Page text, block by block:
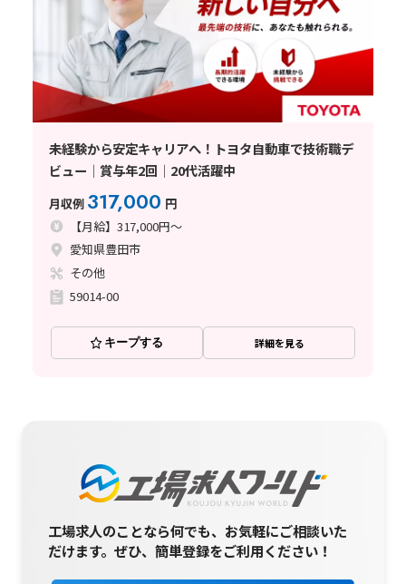
未経験から安定キャリアへ！トヨタ自動車で技術職デ
ビュー│賞与年2回│20代活躍中
月収例 317,000 円
【月給】317,000円～
愛知県豊田市
その他
59014-00
キープする 詳細を見る
工場求人のことなら何でも、お気軽にご相談いた
だけます。ぜひ、簡単登録をご利用ください！